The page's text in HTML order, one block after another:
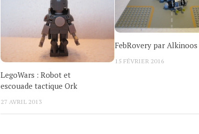
LegoWars : Robot et
escouade tactique Ork
27 AVRIL 2013
FebRovery par Alkinoos
15 FÉVRIER 2016